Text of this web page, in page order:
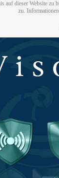
auf dieser Website
zu.